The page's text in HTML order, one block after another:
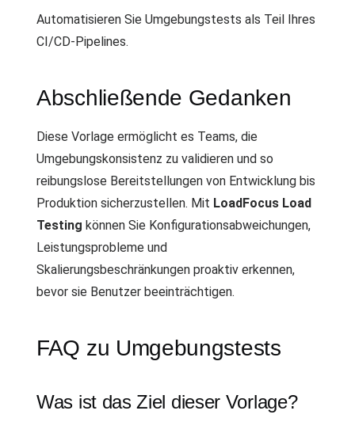
Automatisieren Sie Umgebungstests als Teil Ihres
CI/CD-Pipelines.
Abschließende Gedanken
Diese Vorlage ermöglicht es Teams, die
Umgebungskonsistenz zu validieren und so
reibungslose Bereitstellungen von Entwicklung bis
Produktion sicherzustellen. Mit LoadFocus Load
Testing können Sie Konfigurationsabweichungen,
Leistungsprobleme und
Skalierungsbeschränkungen proaktiv erkennen,
bevor sie Benutzer beeinträchtigen.
FAQ zu Umgebungstests
Was ist das Ziel dieser Vorlage?